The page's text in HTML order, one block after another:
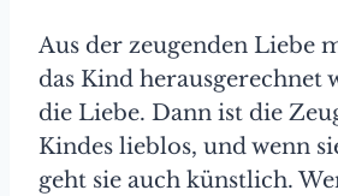
Aus der zeugenden Liebe
das Kind herausgerechnet
die Liebe. Dann ist die
Kindes lieblos, und wenn
geht sie auch künstlich.